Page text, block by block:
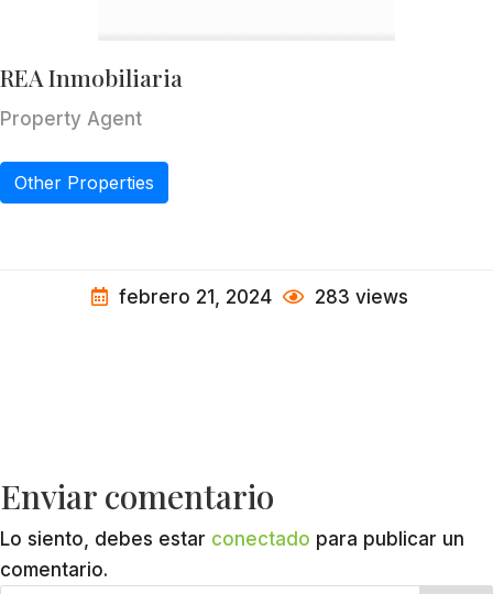
REA Inmobiliaria
Property Agent
Other Properties
febrero 21, 2024 283 views
Enviar comentario
Lo siento, debes estar conectado para publicar un
comentario.